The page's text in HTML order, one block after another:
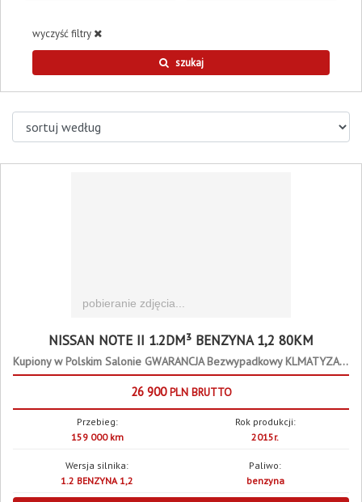
wyczyść filtry
szukaj
sortuj według
NISSAN NOTE II 1.2DM³ BENZYNA 1,2 80KM
Kupiony w Polskim Salonie GWARANCJA Bezwypadkowy KLMATYZACJA TEMPOMAT
26 900PLN BRUTTO
Przebieg:
159 000 km
Rok produkcji:
2015r.
Wersja silnika:
1.2 BENZYNA 1,2
Paliwo:
benzyna